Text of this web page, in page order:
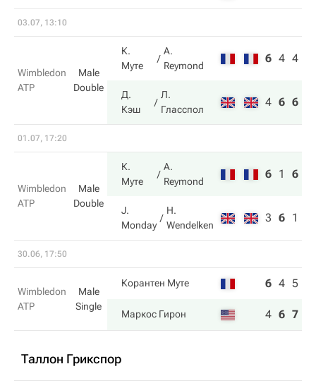
03.07, 13:10
Wimbledon
ATP
Male
Double
К.
Муте
A.
Reymond
6 4 4
Д.
Кэш
Л.
Гласспол
4 6 6
01.07, 17:20
Wimbledon
ATP
Male
Double
К.
Муте
A.
Reymond
6 1 6
J.
Monday
H.
Wendelken
3 6 1
30.06, 17:50
Wimbledon
ATP
Male
Single
Корантен Муте 6 4 5
Маркос Гирон 4 6 7
Таллон Грикспор